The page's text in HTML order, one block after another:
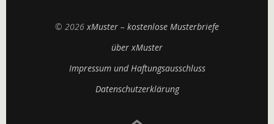
© 2026xMuster – kostenlose Musterbriefe
über xMuster
Impressum und Haftungsausschluss
Datenschutzerklärung